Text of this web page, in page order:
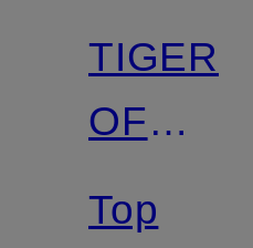
TIGER
OF
SWEDEN
Top